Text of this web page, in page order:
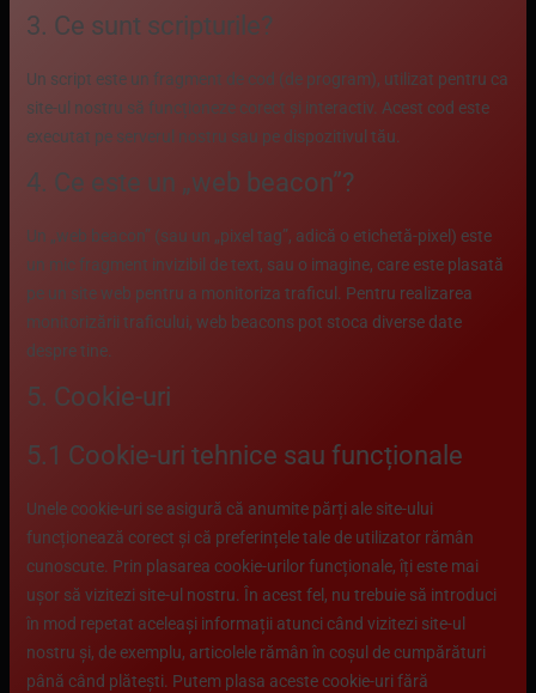
3. Ce sunt scripturile?
Un script este un fragment de cod (de program), utilizat pentru ca
site-ul nostru să funcționeze corect și interactiv. Acest cod este
executat pe serverul nostru sau pe dispozitivul tău.
4. Ce este un „web beacon”?
Un „web beacon” (sau un „pixel tag”, adică o etichetă-pixel) este
un mic fragment invizibil de text, sau o imagine, care este plasată
pe un site web pentru a monitoriza traficul. Pentru realizarea
monitorizării traficului, web beacons pot stoca diverse date
despre tine.
5. Cookie-uri
5.1 Cookie-uri tehnice sau funcționale
Unele cookie-uri se asigură că anumite părți ale site-ului
funcționează corect și că preferințele tale de utilizator rămân
cunoscute. Prin plasarea cookie-urilor funcționale, îți este mai
ușor să vizitezi site-ul nostru. În acest fel, nu trebuie să introduci
în mod repetat aceleași informații atunci când vizitezi site-ul
nostru și, de exemplu, articolele rămân în coșul de cumpărături
până când plătești. Putem plasa aceste cookie-uri fără